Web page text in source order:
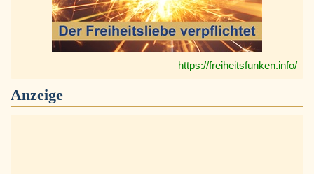
https://freiheitsfunken.info/
Anzeige